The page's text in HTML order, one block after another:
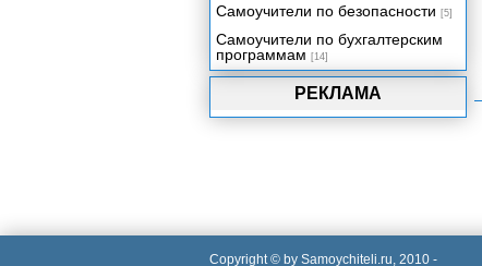
РЕКЛАМА
Самоучители по безопасности [5]
Самоучители по бухгалтерским
программам [14]
Copyright © by Samoychiteli.ru, 2010 -